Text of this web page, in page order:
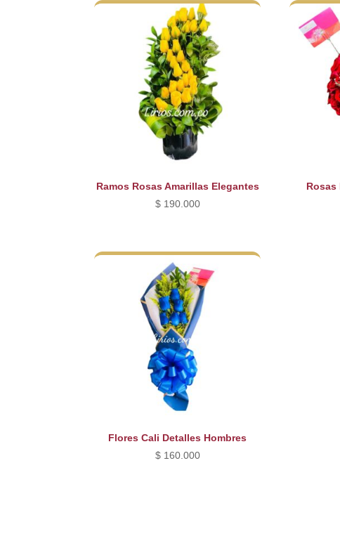
Ramos Rosas Amarillas Elegantes
$190.000
Rosas
Flores Cali Detalles Hombres
$160.000